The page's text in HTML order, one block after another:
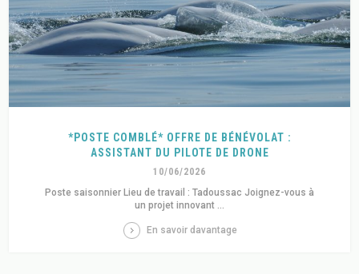
*POSTE COMBLÉ* OFFRE DE BÉNÉVOLAT :
ASSISTANT DU PILOTE DE DRONE
10/06/2026
Poste saisonnier Lieu de travail : Tadoussac Joignez-vous à
un projet innovant ...
En savoir davantage